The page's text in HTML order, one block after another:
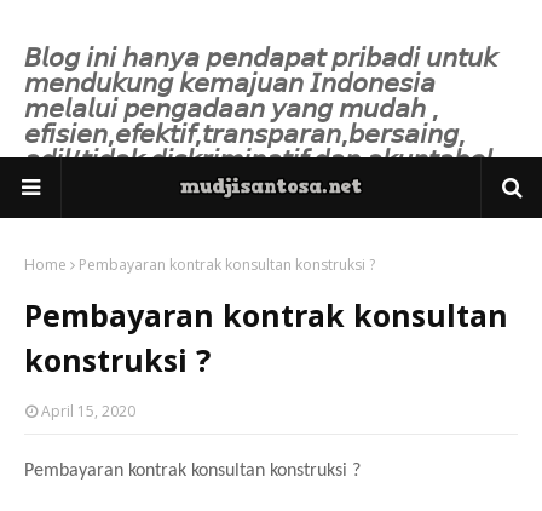
𝘉𝘭𝘰𝘨 𝘪𝘯𝘪 𝘩𝘢𝘯𝘺𝘢 𝘱𝘦𝘯𝘥𝘢𝘱𝘢𝘵 𝘱𝘳𝘪𝘣𝘢𝘥𝘪 𝘶𝘯𝘵𝘶𝘬
𝘮𝘦𝘯𝘥𝘶𝘬𝘶𝘯𝘨 𝘬𝘦𝘮𝘢𝘫𝘶𝘢𝘯 𝘐𝘯𝘥𝘰𝘯𝘦𝘴𝘪𝘢
𝘮𝘦𝘭𝘢𝘭𝘶𝘪 𝘱𝘦𝘯𝘨𝘢𝘥𝘢𝘢𝘯 𝘺𝘢𝘯𝘨 𝘮𝘶𝘥𝘢𝘩 ,
𝘦𝘧𝘪𝘴𝘪𝘦𝘯,𝘦𝘧𝘦𝘬𝘵𝘪𝘧,𝘵𝘳𝘢𝘯𝘴𝘱𝘢𝘳𝘢𝘯,𝘣𝘦𝘳𝘴𝘢𝘪𝘯𝘨,
𝘢𝘥𝘪𝘭/𝘵𝘪𝘥𝘢𝘬 𝘥𝘪𝘴𝘬𝘳𝘪𝘮𝘪𝘯𝘢𝘵𝘪𝘧 𝘥𝘢𝘯 𝘢𝘬𝘶𝘯𝘵𝘢𝘣𝘦𝘭.
Home Pembayaran kontrak konsultan konstruksi ?
Pembayaran kontrak konsultan
konstruksi ?
April 15, 2020
Pembayaran kontrak konsultan konstruksi ?